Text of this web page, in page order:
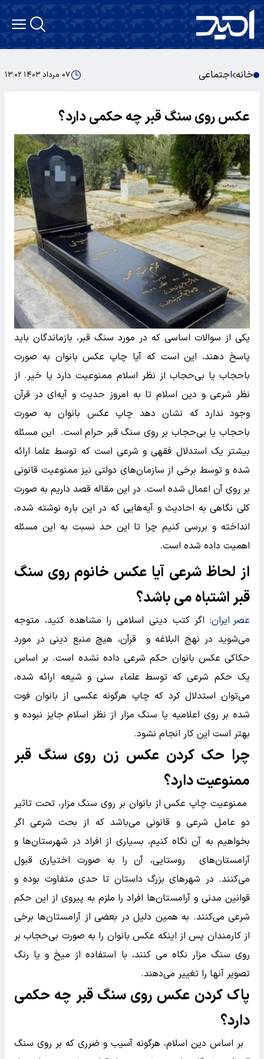
خانه اجتماعی ۰۷ مرداد ۱۴۰۳ ۱۳:۰۲
عکس روی سنگ قبر چه حکمی دارد؟
یکی از سوالات اساسی که در مورد سنگ قبر، بازماندگان باید
پاسخ دهند، این است که آیا چاپ عکس بانوان به صورت
باحجاب یا بی‌حجاب از نظر اسلام ممنوعیت دارد یا خیر. از
نظر شرعی و دین اسلام تا به امروز حدیث و آیه‌ای در قرآن
وجود ندارد که نشان دهد چاپ عکس بانوان به صورت
باحجاب یا بی‌حجاب بر روی سنگ قبر حرام است. این مسئله
بیشتر یک استدلال فقهی و شرعی است که توسط علما ارائه
شده و توسط برخی از سازمان‌های دولتی نیز ممنوعیت قانونی
بر روی آن اعمال شده است. در این مقاله قصد داریم به صورت
کلی نگاهی به احادیث و آیه‌هایی که در این باره نوشته شده،
انداخته و بررسی کنیم چرا تا این حد نسبت به این مسئله
اهمیت داده شده است.
از لحاظ شرعی آیا عکس خانوم روی سنگ
قبر اشتباه می باشد؟
عصر ایران: اگر کتب دینی اسلامی را مشاهده کنید، متوجه
می‌شوید در نهج البلاغه و قرآن، هیچ منبع دینی در مورد
حکاکی عکس بانوان حکم شرعی داده نشده است. بر اساس
یک حکم شرعی که توسط علماء سنی و شیعه ارائه شده،
می‌توان استدلال کرد که چاپ هرگونه عکسی از بانوان فوت
شده بر روی اعلامیه یا سنگ مزار از نظر اسلام جایز نبوده و
بهتر است این کار انجام نشود.
چرا حک کردن عکس زن روی سنگ قبر
ممنوعیت‌ دارد؟
ممنوعیت چاپ عکس از بانوان بر روی سنگ مزار، تحت تاثیر
دو عامل شرعی و قانونی می‌باشد که از بحث شرعی اگر
بخواهیم به آن نگاه کنیم، بسیاری از افراد در شهرستان‌ها و
آرامستان‌های روستایی، آن را به صورت اختیاری قبول
می‌کنند. در شهرهای بزرگ داستان تا حدی متفاوت بوده و
قوانین مدنی و آرامستان‌ها افراد را ملزم به پیروی از این حکم
شرعی می‌کنند. به همین دلیل در بعضی از آرامستان‌ها برخی
از کارمندان پس از اینکه عکس بانوان را به صورت بی‌حجاب بر
روی سنگ مزار نگاه می کنند، با استفاده از میخ و یا رنگ
تصویر آنها را تغییر می‌دهند.
پاک کردن عکس روی سنگ قبر چه حکمی
دارد؟
بر اساس دین اسلام، هرگونه آسیب و ضرری که بر روی سنگ